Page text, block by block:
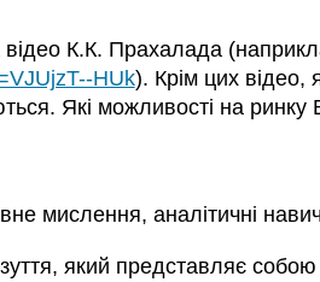
відео К.К. Прахалада
HUk). Крім цих відео,
Які можливості на ринку
мислення, аналітичні
який представляє